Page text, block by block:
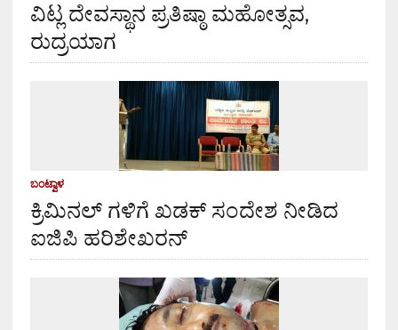
ವಿಟ್ಲ ದೇವಸ್ಥಾನ ಪ್ರತಿಷ್ಠಾ ಮಹೋತ್ಸವ,
ರುದ್ರಯಾಗ
ಬಂಟ್ವಾಳ
ಕ್ರಿಮಿನಲ್ ಗಳಿಗೆ ಖಡಕ್ ಸಂದೇಶ ನೀಡಿದ
ಐಜಿಪಿ ಹರಿಶೇಖರನ್